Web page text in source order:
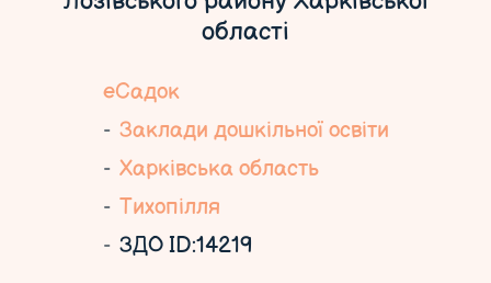
області
еСадок
Заклади дошкільної освіти
Харківська область
Тихопілля
ЗДО ID:14219